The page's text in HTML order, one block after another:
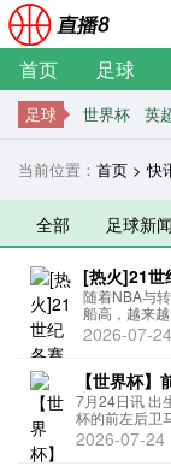
首页 足球
足球 世界杯 英
当前位置： 首页 >快
全部 足球新闻
[热火]21世
近9年一人
随着NBA与
船高，越来
来，联盟球
盘点一下，
2026-07-24
【世界杯
应赢得更多
7月24日讯 出
杯的前左后卫
但他同时也承
分差距太小，
2026-07-24